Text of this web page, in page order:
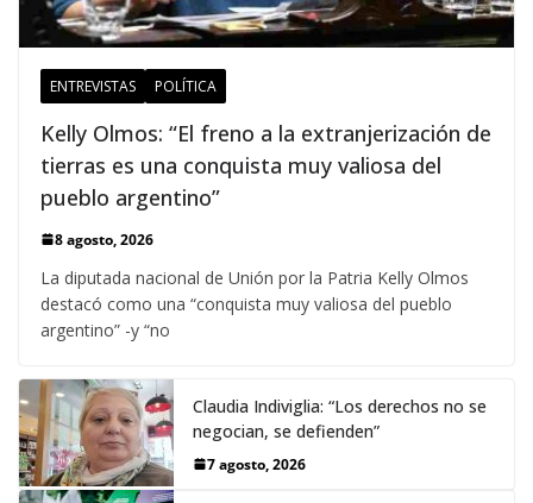
ENTREVISTAS POLÍTICA
Kelly Olmos: “El freno a la extranjerización de
tierras es una conquista muy valiosa del
pueblo argentino”
8 agosto, 2026
La diputada nacional de Unión por la Patria Kelly Olmos
destacó como una “conquista muy valiosa del pueblo
argentino” -y “no
Claudia Indiviglia: “Los derechos no se
negocian, se defienden”
7 agosto, 2026